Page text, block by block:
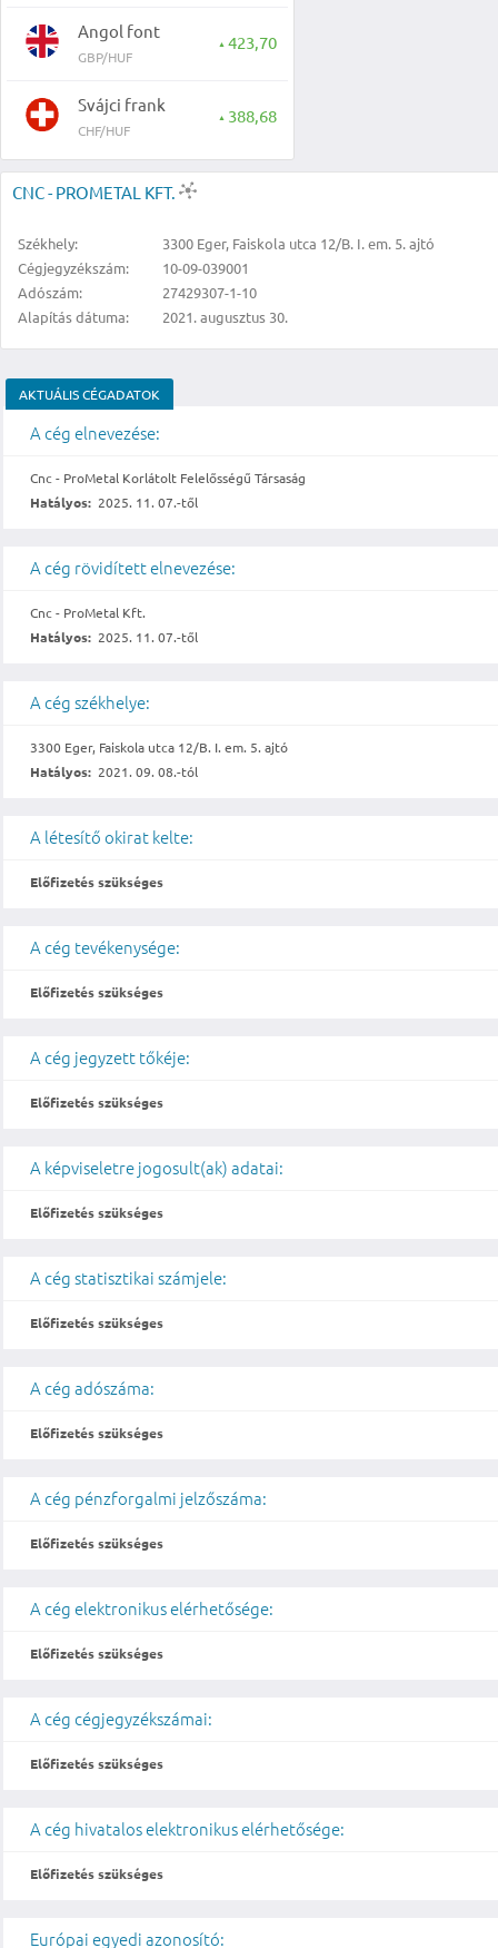
Angol font
GBP/HUF
▲ 423,70
Svájci frank
CHF/HUF
▲ 388,68
CNC - PROMETAL KFT.
Székhely:
3300 Eger, Faiskola utca 12/B. I. em. 5. ajtó
Cégjegyzékszám:
10-09-039001
Adószám:
27429307-1-10
Alapítás dátuma:
2021. augusztus 30.
AKTUÁLIS CÉGADATOK
A cég elnevezése:
Cnc - ProMetal Korlátolt Felelősségű Társaság
Hatályos: 2025. 11. 07.-től
A cég rövidített elnevezése:
Cnc - ProMetal Kft.
Hatályos: 2025. 11. 07.-től
A cég székhelye:
3300 Eger, Faiskola utca 12/B. I. em. 5. ajtó
Hatályos: 2021. 09. 08.-tól
A létesítő okirat kelte:
Előfizetés szükséges
A cég tevékenysége:
Előfizetés szükséges
A cég jegyzett tőkéje:
Előfizetés szükséges
A képviseletre jogosult(ak) adatai:
Előfizetés szükséges
A cég statisztikai számjele:
Előfizetés szükséges
A cég adószáma:
Előfizetés szükséges
A cég pénzforgalmi jelzőszáma:
Előfizetés szükséges
A cég elektronikus elérhetősége:
Előfizetés szükséges
A cég cégjegyzékszámai:
Előfizetés szükséges
A cég hivatalos elektronikus elérhetősége:
Előfizetés szükséges
Európai egyedi azonosító: